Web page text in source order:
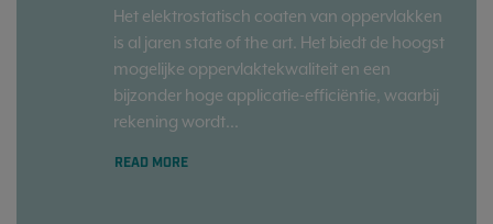
Het elektrostatisch coaten van oppervlakken
is al jaren state of the art. Het biedt de hoogst
mogelijke oppervlaktekwaliteit en een
bijzonder hoge applicatie-efficiëntie, waarbij
rekening wordt...
READ MORE